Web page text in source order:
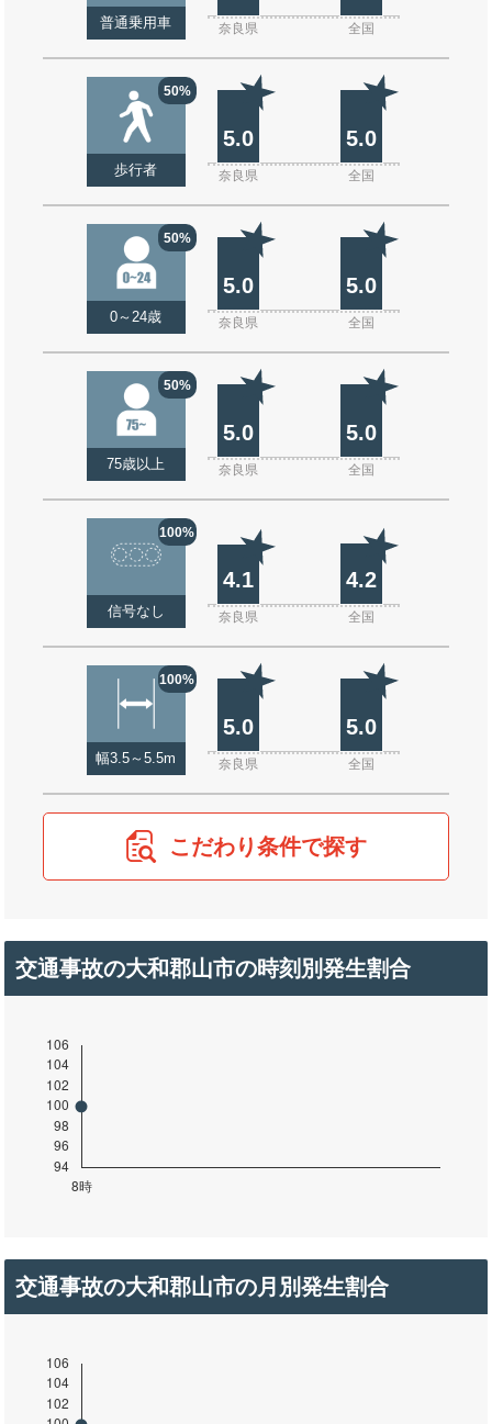
普通乗用車 奈良県 全国
50%
歩行者
5.0 5.0
奈良県 全国
50%
0～24歳
5.0 5.0
奈良県 全国
50%
75歳以上
5.0 5.0
奈良県 全国
100%
信号なし
4.1 4.2
奈良県 全国
100%
幅3.5～5.5m
5.0 5.0
奈良県 全国
こだわり条件で探す
交通事故の大和郡山市の時刻別発生割合
交通事故の大和郡山市の月別発生割合